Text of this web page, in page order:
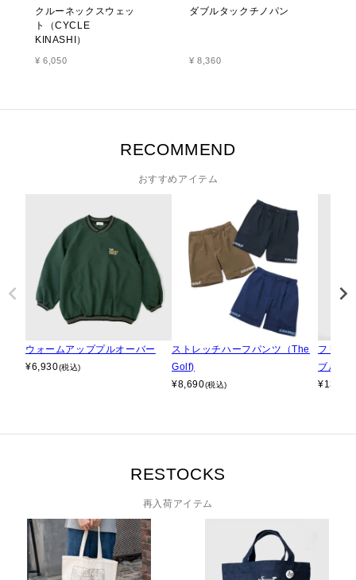
クルーネックスウェッ
ト（CYCLE
KINASHI）
¥ 6,050
ダブルタックチノパン
¥ 8,360
RECOMMEND
おすすめアイテム
ウォームアッププルオーバー
¥6,930(税込)
ストレッチハーフパンツ（The
Golf)
¥8,690(税込)
フリー
ブルゾ
¥
RESTOCKS
再入荷アイテム